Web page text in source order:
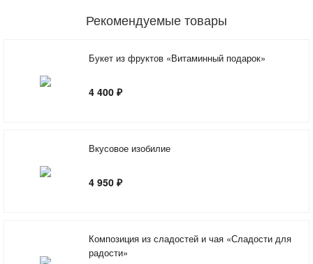
Рекомендуемые товары
Букет из фруктов «Витаминный подарок»
4 400 ₽
Вкусовое изобилие
4 950 ₽
Композиция из сладостей и чая «Сладости для
радости»